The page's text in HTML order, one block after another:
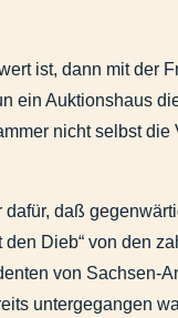
ist, dann mit der
ein Auktionshaus
nicht selbst
daß
Dieb“ von den
von Sachsen-
untergegangen